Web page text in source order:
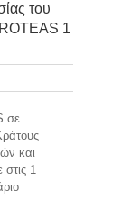
του
1
σε
και
1